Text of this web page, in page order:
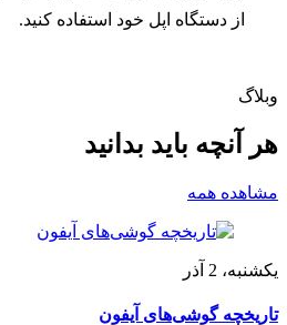
از دستگاه اپل خود استفاده کنید.
وبلاگ
هر آنچه باید بدانید
مشاهده همه
یکشنبه، 2 آذر
تاریخچه گوشی‌های آیفون